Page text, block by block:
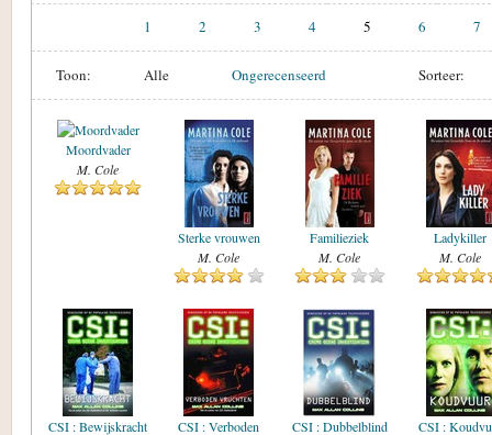
1 2 3 4 5 6 7
Toon: Alle Ongerecenseerd Sorteer:
Moordvader
M. Cole
Sterke vrouwen
M. Cole
Familieziek
M. Cole
Ladykiller
M. Cole
CSI : Bewijskracht
CSI : Verboden
CSI : Dubbelblind
CSI :